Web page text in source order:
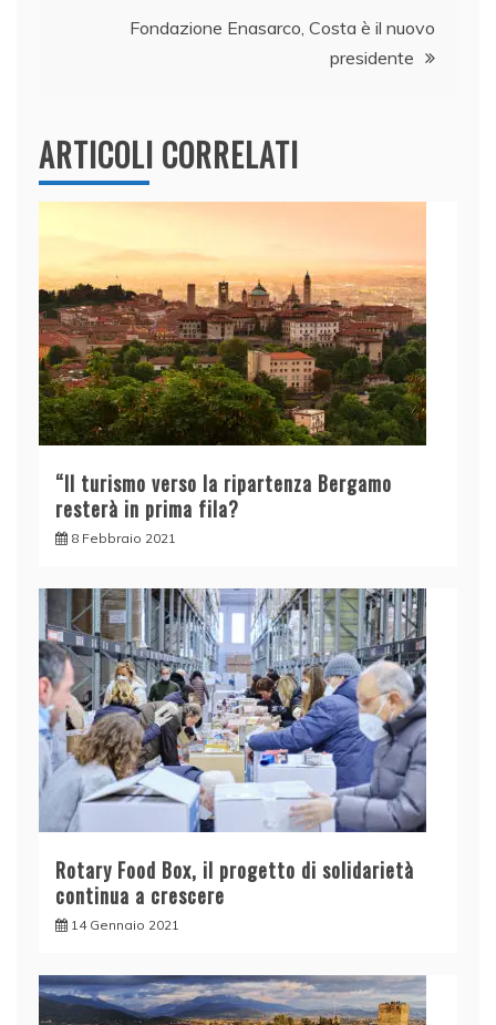
Fondazione Enasarco, Costa è il nuovo
presidente
ARTICOLI CORRELATI
“Il turismo verso la ripartenza Bergamo
resterà in prima fila?
8 Febbraio 2021
Rotary Food Box, il progetto di solidarietà
continua a crescere
14 Gennaio 2021